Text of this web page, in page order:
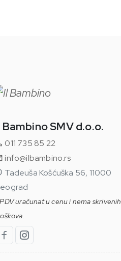
Bambino SMV d.o.o.
011 735 85 22
info@ilbambino.rs
Tadeuša Košćuška 56, 11000
uračunat u cenu i nema skrivenih